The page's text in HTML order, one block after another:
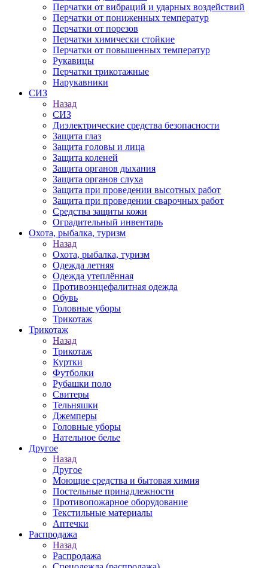
Перчатки от вибраций и ударных воздействий
Перчатки от пониженных температур
Перчатки от порезов
Перчатки химически стойкие
Перчатки от повышенных температур
Рукавицы
Перчатки трикотажные
Нарукавники
СИЗ
Назад
СИЗ
Диэлектрические средства безопасности
Защита глаз
Защита головы и лица
Защита коленей
Защита органов дыхания
Защита органов слуха
Защита при проведении высотных работ
Защита при проведении сварочных работ
Средства защиты кожи
Оградительный инвентарь
Охота, рыбалка, туризм
Назад
Охота, рыбалка, туризм
Одежда летняя
Одежда утеплённая
Противоэнцефалитная одежда
Обувь
Головные уборы
Трикотаж
Трикотаж
Назад
Трикотаж
Куртки
Футболки
Рубашки поло
Свитеры
Тельняшки
Джемперы
Головные уборы
Нательное белье
Другое
Назад
Другое
Моющие средства и бытовая химия
Постельные принадлежности
Противопожарное оборудование
Текстильные материалы
Аптечки
Распродажа
Назад
Распродажа